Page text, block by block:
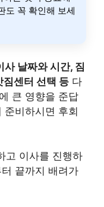
도 꼭 확인해 보세
사 날짜와 시간, 짐
짐센터 선택 등 다
큰 영향을 준답
준비하시면 후회
고 이사를 진행하
끝까지 배려가